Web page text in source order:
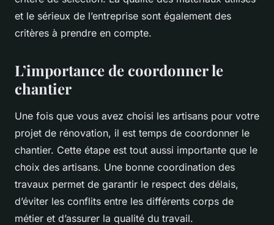
et le sérieux de l’entreprise sont également des
critères à prendre en compte.
L’importance de coordonner le
chantier
Une fois que vous avez choisi les artisans pour votre
projet de rénovation, il est temps de coordonner le
chantier. Cette étape est tout aussi importante que le
choix des artisans. Une bonne coordination des
travaux permet de garantir le respect des délais,
d’éviter les conflits entre les différents corps de
métier et d’assurer la qualité du travail.